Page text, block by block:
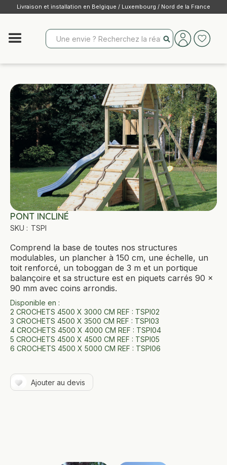
Livraison et installation en Belgique / Luxembourg / Nord de la France
PONT INCLINÉ
SKU : TSPI
Comprend la base de toutes nos structures
modulables, un plancher à 150 cm, une échelle, un
toit renforcé, un toboggan de 3 m et un portique
balançoire et sa structure est en piquets carrés 90 ×
90 mm avec coins arrondis.
Disponible en :
2 CROCHETS 4500 X 3000 CM REF : TSPI02
3 CROCHETS 4500 X 3500 CM REF : TSPI03
4 CROCHETS 4500 X 4000 CM REF : TSPI04
5 CROCHETS 4500 X 4500 CM REF : TSPI05
6 CROCHETS 4500 X 5000 CM REF : TSPI06
Ajouter au devis